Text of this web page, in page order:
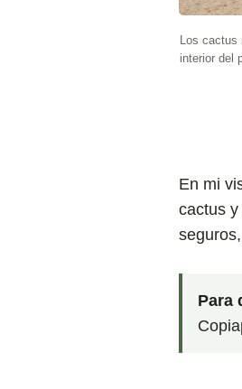
Los
interior del
En mi
cactus
Para